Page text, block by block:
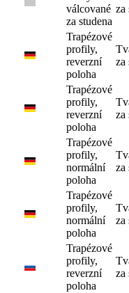
válcované
za studena
za
Trapézové
profily,
reverzní
poloha
za
Trapézové
profily,
reverzní
poloha
za
Trapézové
profily,
normální
poloha
za
Trapézové
profily,
normální
poloha
za
Trapézové
profily,
reverzní
poloha
za